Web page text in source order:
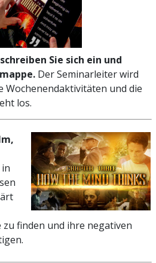
Sie sich ein und
Der Seminarleiter wird
Wochenendaktivitäten und die
los.
zu finden und ihre negativen